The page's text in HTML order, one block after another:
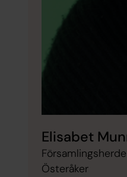
Elisabet
Österåker